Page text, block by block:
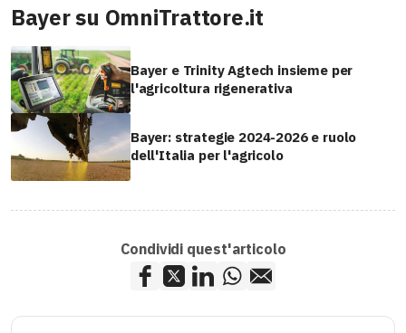
Bayer su OmniTrattore.it
Bayer e Trinity Agtech insieme per
l'agricoltura rigenerativa
Bayer: strategie 2024-2026 e ruolo
dell'Italia per l'agricolo
Condividi quest'articolo